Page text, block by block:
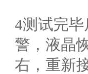
4测试完
警，液晶
右，重新